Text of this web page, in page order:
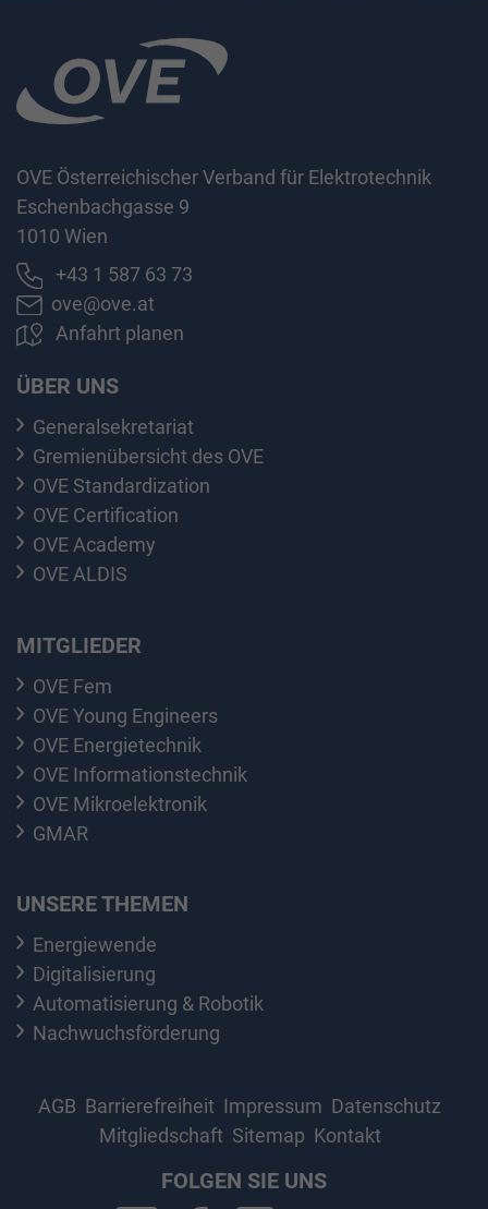
OVE Österreichischer Verband für Elektrotechnik
Eschenbachgasse 9
1010 Wien
+43 1 587 63 73
ove@ove.at
Anfahrt planen
ÜBER UNS
Generalsekretariat
Gremienübersicht des OVE
OVE Standardization
OVE Certification
OVE Academy
OVE ALDIS
MITGLIEDER
OVE Fem
OVE Young Engineers
OVE Energietechnik
OVE Informationstechnik
OVE Mikroelektronik
GMAR
UNSERE THEMEN
Energiewende
Digitalisierung
Automatisierung & Robotik
Nachwuchsförderung
AGB Barrierefreiheit Impressum Datenschutz
Mitgliedschaft Sitemap Kontakt
FOLGEN SIE UNS